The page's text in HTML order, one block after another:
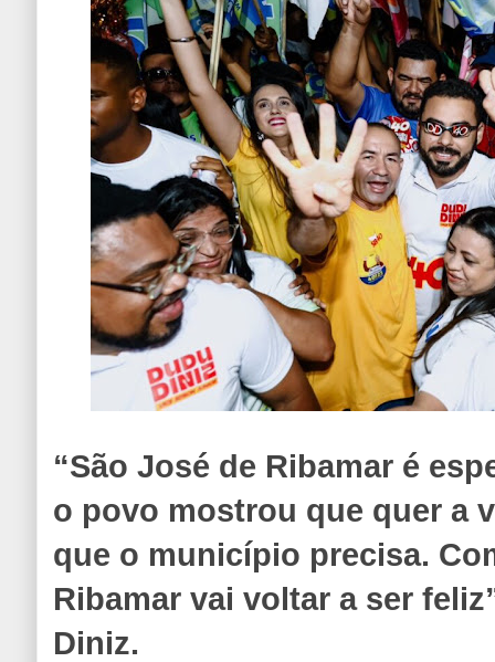
“São José de Ribamar é
o povo mostrou que quer a
que o município precisa.
Ribamar vai voltar a ser
Diniz.